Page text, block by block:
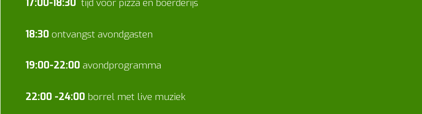
17:00-18:30 tijd voor pizza en boerderijs
18:30 ontvangst avondgasten
19:00-22:00 avondprogramma
22:00 -24:00 borrel met live muziek